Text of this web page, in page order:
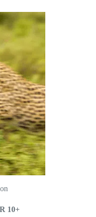
10+